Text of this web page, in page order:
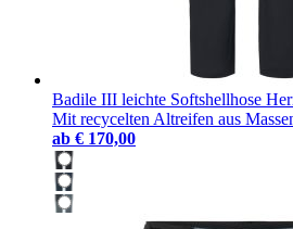
Badile III leichte Softshellhose
Mit recycelten Altreifen aus
ab € 170,00